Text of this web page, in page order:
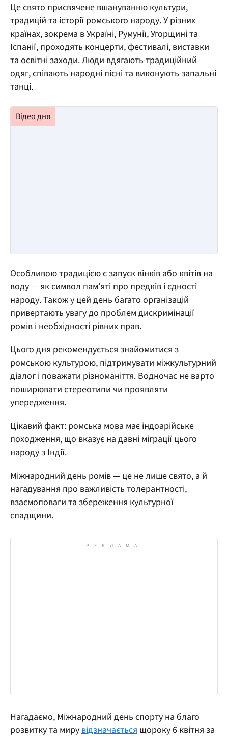
Це свято присвячене вшануванню культури,
традицій та історії ромського народу. У різних
країнах, зокрема в Україні, Румунії, Угорщині та
Іспанії, проходять концерти, фестивалі, виставки
та освітні заходи. Люди вдягають традиційний
одяг, співають народні пісні та виконують запальні
танці.
Особливою традицією є запуск вінків або квітів на
воду — як символ пам’яті про предків і єдності
народу. Також у цей день багато організацій
привертають увагу до проблем дискримінації
ромів і необхідності рівних прав.
Цього дня рекомендується знайомитися з
ромською культурою, підтримувати міжкультурний
діалог і поважати різноманіття. Водночас не варто
поширювати стереотипи чи проявляти
упередження.
Цікавий факт: ромська мова має індоарійське
походження, що вказує на давні міграції цього
народу з Індії.
Міжнародний день ромів — це не лише свято, а й
нагадування про важливість толерантності,
взаємоповаги та збереження культурної
спадщини.
Нагадаємо, Міжнародний день спорту на благо
розвитку та мирувідзначається щороку 6 квітня за